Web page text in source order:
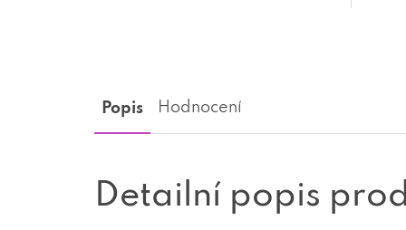
Popis Hodnocení
Detailní popis